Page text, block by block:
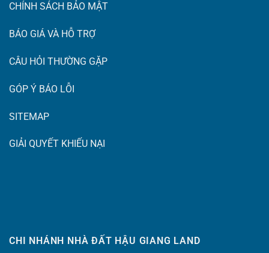
CHÍNH SÁCH BẢO MẬT
BÁO GIÁ VÀ HỖ TRỢ
CÂU HỎI THƯỜNG GẶP
GÓP Ý BÁO LỖI
SITEMAP
GIẢI QUYẾT KHIẾU NẠI
CHI NHÁNH NHÀ ĐẤT HẬU GIANG LAND